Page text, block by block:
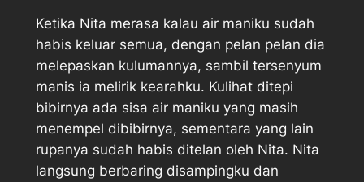
Ketika Nita merasa kalau air maniku sudah
habis keluar semua, dengan pelan pelan dia
melepaskan kulumannya, sambil tersenyum
manis ia melirik kearahku. Kulihat ditepi
bibirnya ada sisa air maniku yang masih
menempel dibibirnya, sementara yang lain
rupanya sudah habis ditelan oleh Nita. Nita
langsung berbaring disampingku dan